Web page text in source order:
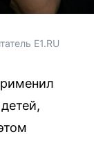
E1.RU